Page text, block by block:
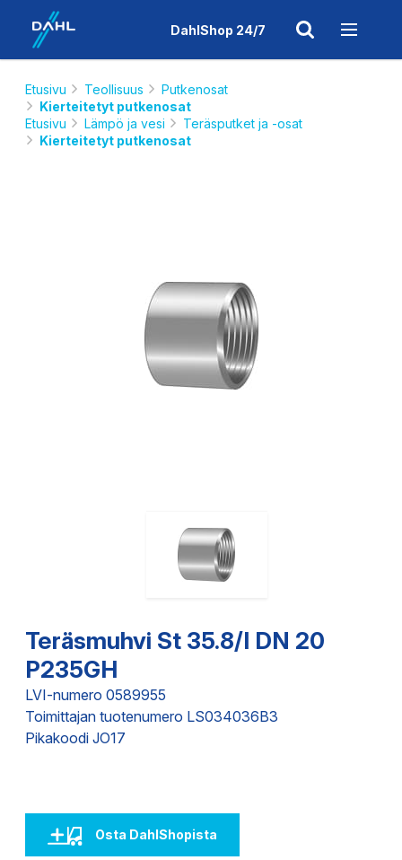
DahlShop 24/7
Etusivu Teollisuus
Putkenosat
Kierteitetyt putkenosat
Etusivu
Lämpö ja vesi
Teräsputket ja -osat
Kierteitetyt putkenosat
Teräsmuhvi St 35.8/I DN 20
P235GH
LVI-numero 0589955
Toimittajan tuotenumero LS034036B3
Pikakoodi JO17
Osta DahlShopista